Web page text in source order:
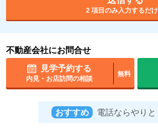
2 項目のみ入力するだけ
不動産会社にお問合せ
見学予約する
内見・お店訪問の相談
無料
おすすめ 電話ならやり